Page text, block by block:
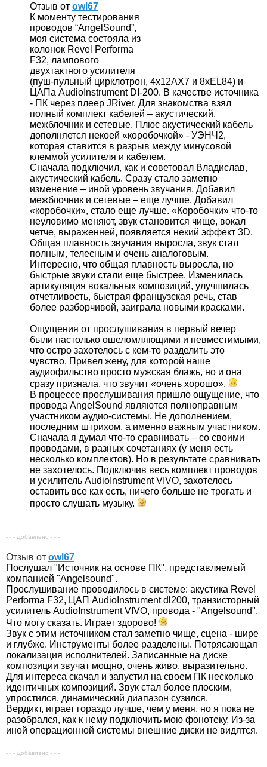
Отзыв от owl67
К моменту тестирования
проводов “AngelSound”,
моя система состояла из
колонок Revel Performa
F32, лампового
двухтактного усилителя
(пуш-пульный цирклотрон, 4х12АХ7 и 8хEL84) и
ЦАПа AudioInstrument DI-200. В качестве источника
- ПК через плеер JRiver. Для знакомства взял
полный комплект кабелей – акустический,
межблочник и сетевые. Плюс акустический кабель
дополняется некоей «коробочкой» - УЭНЧ2,
которая ставится в разрыв между минусовой
клеммой усилителя и кабелем.
Сначала подключил, как и советовал Владислав,
акустический кабель. Сразу стало заметно
изменение – иной уровень звучания. Добавил
межблочник и сетевые – еще лучше. Добавил
«коробочки», стало еще лучше. «Коробочки» что-то
неуловимо меняют, звук становится чище, вокал
четче, выраженней, появляется некий эффект 3D.
Общая плавность звучания выросла, звук стал
полным, телесным и очень аналоговым.
Интересно, что общая плавность выросла, но
быстрые звуки стали еще быстрее. Изменилась
артикуляция вокальных композиций, улучшилась
отчетливость, быстрая французская речь, став
более разборчивой, заиграла новыми красками.
Ощущения от прослушивания в первый вечер
были настолько ошеломляющими и невместимыми,
что остро захотелось с кем-то разделить это
чувство. Привел жену, для которой наше
аудиофильство просто мужская блажь, но и она
сразу признала, что звучит «очень хорошо».
В процессе прослушивания пришло ощущение, что
провода AngelSound являются полноправным
участником аудио-системы. Не дополнением,
последним штрихом, а именно важным участником.
Сначала я думал что-то сравнивать – со своими
проводами, в разных сочетаниях (у меня есть
несколько комплектов). Но в результате сравнивать
не захотелось. Подключив весь комплект проводов
и усилитель AudioInstrument VIVO, захотелось
оставить все как есть, ничего больше не трогать и
просто слушать музыку.
- - - Добавлено - - -
Отзыв от owl67
Послушал "Источник на основе ПК", представляемый
компанией "Angelsound".
Прослушивание проводилось в системе: акустика Revel
Performa F32, ЦАП AudioInstrument dl200, транзисторный
усилитель AudioInstrument VIVO, провода - "Angelsound".
Что могу сказать. Играет здорово!
Звук с этим источником стал заметно чище, сцена - шире
и глубже. Инструменты более разделены. Потрясающая
локализация исполнителей. Записанные на диске
композиции звучат мощно, очень живо, выразительно.
Для интереса скачал и запустил на своем ПК несколько
идентичных композиций. Звук стал более плоским,
упростился, динамический диапазон сузился.
Вердикт, играет гораздо лучше, чем у меня, но я пока не
разобрался, как к нему подключить мою фонотеку. Из-за
иной операционной системы внешние диски не видятся.
- - - Добавлено - - -